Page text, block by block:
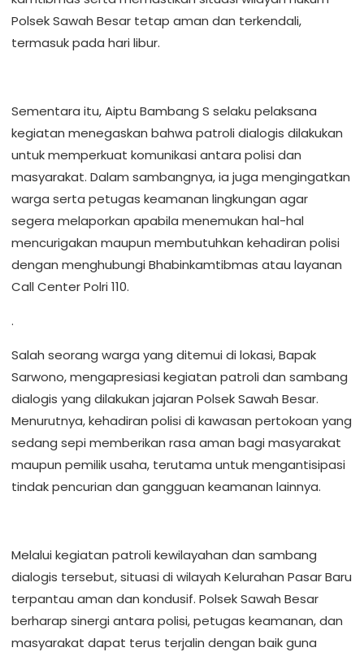
Polsek Sawah Besar tetap aman dan terkendali,
termasuk pada hari libur.
Sementara itu, Aiptu Bambang S selaku pelaksana
kegiatan menegaskan bahwa patroli dialogis dilakukan
untuk memperkuat komunikasi antara polisi dan
masyarakat. Dalam sambangnya, ia juga mengingatkan
warga serta petugas keamanan lingkungan agar
segera melaporkan apabila menemukan hal-hal
mencurigakan maupun membutuhkan kehadiran polisi
dengan menghubungi Bhabinkamtibmas atau layanan
Call Center Polri 110.
.
Salah seorang warga yang ditemui di lokasi, Bapak
Sarwono, mengapresiasi kegiatan patroli dan sambang
dialogis yang dilakukan jajaran Polsek Sawah Besar.
Menurutnya, kehadiran polisi di kawasan pertokoan yang
sedang sepi memberikan rasa aman bagi masyarakat
maupun pemilik usaha, terutama untuk mengantisipasi
tindak pencurian dan gangguan keamanan lainnya.
Melalui kegiatan patroli kewilayahan dan sambang
dialogis tersebut, situasi di wilayah Kelurahan Pasar Baru
terpantau aman dan kondusif. Polsek Sawah Besar
berharap sinergi antara polisi, petugas keamanan, dan
masyarakat dapat terus terjalin dengan baik guna